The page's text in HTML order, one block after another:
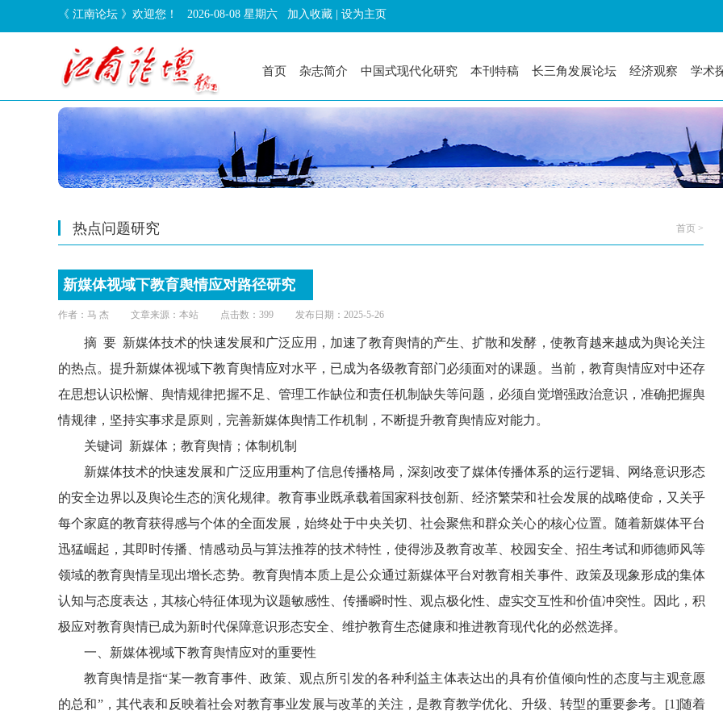
《 江南论坛 》欢迎您！ 2026-08-08 星期六 加入收藏 设为主页
首页 杂志简介 中国式现代化研究 本刊特稿 长三角发展论坛 经济观察 学术
热点问题研究 首页 >
新媒体视域下教育舆情应对路径研究
作者：马 杰 文章来源：本站 点击数：399 发布日期：2025-5-26
摘 要 新媒体技术的快速发展和广泛应用，加速了教育舆情的产生、扩散和发酵，使教育越来越成为舆论关注
的热点。提升新媒体视域下教育舆情应对水平，已成为各级教育部门必须面对的课题。当前，教育舆情应对中还存
在思想认识松懈、舆情规律把握不足、管理工作缺位和责任机制缺失等问题，必须自觉增强政治意识，准确把握舆
情规律，坚持实事求是原则，完善新媒体舆情工作机制，不断提升教育舆情应对能力。
关键词 新媒体；教育舆情；体制机制
新媒体技术的快速发展和广泛应用重构了信息传播格局，深刻改变了媒体传播体系的运行逻辑、网络意识形态
的安全边界以及舆论生态的演化规律。教育事业既承载着国家科技创新、经济繁荣和社会发展的战略使命，又关乎
每个家庭的教育获得感与个体的全面发展，始终处于中央关切、社会聚焦和群众关心的核心位置。随着新媒体平台
迅猛崛起，其即时传播、情感动员与算法推荐的技术特性，使得涉及教育改革、校园安全、招生考试和师德师风等
领域的教育舆情呈现出增长态势。教育舆情本质上是公众通过新媒体平台对教育相关事件、政策及现象形成的集体
认知与态度表达，其核心特征体现为议题敏感性、传播瞬时性、观点极化性、虚实交互性和价值冲突性。因此，积
极应对教育舆情已成为新时代保障意识形态安全、维护教育生态健康和推进教育现代化的必然选择。
一、新媒体视域下教育舆情应对的重要性
教育舆情是指“某一教育事件、政策、观点所引发的各种利益主体表达出的具有价值倾向性的态度与主观意愿
的总和”，其代表和反映着社会对教育事业发展与改革的关注，是教育教学优化、升级、转型的重要参考。[1]随着